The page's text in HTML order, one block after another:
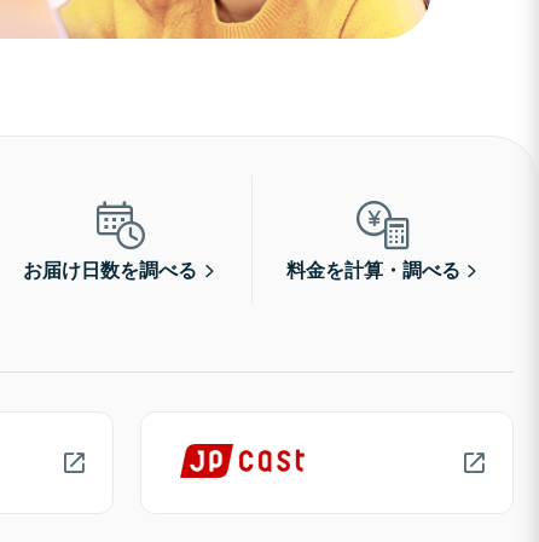
お届け日数を調べる 料金を計算・調べる